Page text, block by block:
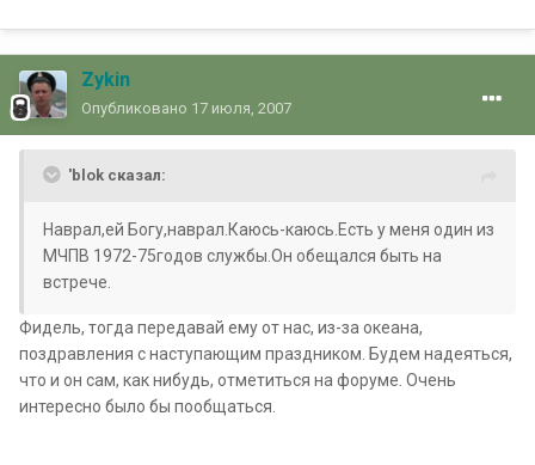
Zykin
Опубликовано 17 июля, 2007
'blok сказал:
Наврал,ей Богу,наврал.Каюсь-каюсь.Есть у меня один из
МЧПВ 1972-75годов службы.Он обещался быть на
встрече.
Фидель, тогда передавай ему от нас, из-за океана,
поздравления с наступающим праздником. Будем надеяться,
что и он сам, как нибудь, отметиться на форуме. Очень
интересно было бы пообщаться.